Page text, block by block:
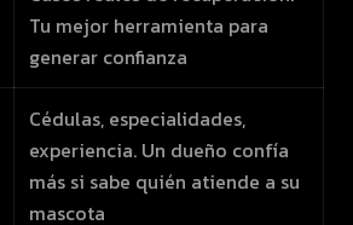
Tu mejor herramienta para
generar confianza
Cédulas, especialidades,
experiencia. Un dueño confía
más si sabe quién atiende a su
mascota